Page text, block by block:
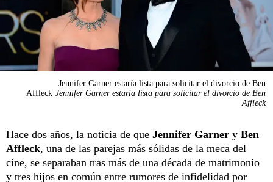
Jennifer Garner estaría lista para solicitar el divorcio de Ben
Affleck Jennifer Garner estaría lista para solicitar el divorcio de Ben
Affleck
Hace dos años, la noticia de que Jennifer Garner y Ben
Affleck, una de las parejas más sólidas de la meca del
cine, se separaban tras más de una década de matrimonio
y tres hijos en común entre rumores de infidelidad por